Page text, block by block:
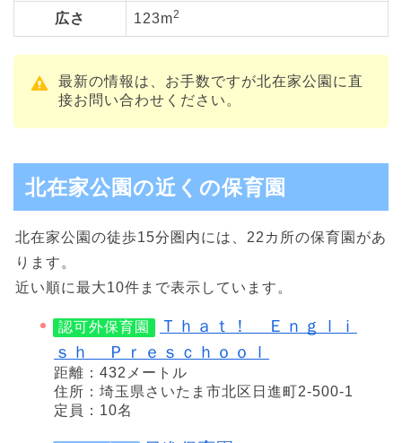
広さ 123m2
最新の情報は、お手数ですが北在家公園に直
接お問い合わせください。
北在家公園の近くの保育園
北在家公園の徒歩15分圏内には、22カ所の保育園があ
ります。
近い順に最大10件まで表示しています。
認可外保育園
Ｔｈａｔ！ Ｅｎｇｌｉ
ｓｈ Ｐｒｅｓｃｈｏｏｌ
距離：432メートル
住所：埼玉県さいたま市北区日進町2-500-1
定員：10名